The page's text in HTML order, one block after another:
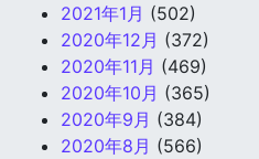
2021年1月 (502)
2020年12月 (372)
2020年11月 (469)
2020年10月 (365)
2020年9月 (384)
2020年8月 (566)